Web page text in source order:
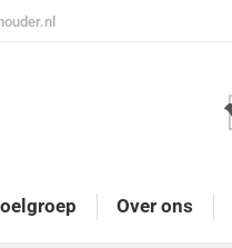
Over ons
Home